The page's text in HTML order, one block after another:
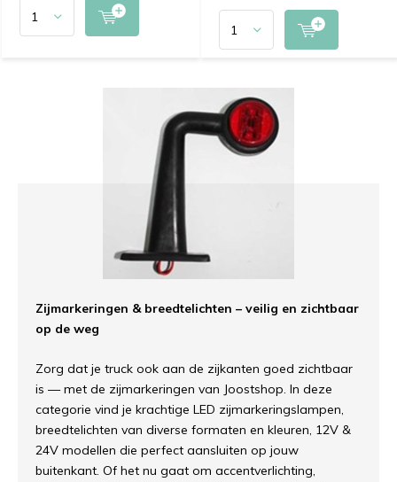
Zijmarkeringen & breedtelichten – veilig en zichtbaar
op de weg
Zorg dat je truck ook aan de zijkanten goed zichtbaar
is — met de zijmarkeringen van Joostshop. In deze
categorie vind je krachtige LED zijmarkeringslampen,
breedtelichten van diverse formaten en kleuren, 12V &
24V modellen die perfect aansluiten op jouw
buitenkant. Of het nu gaat om accentverlichting,